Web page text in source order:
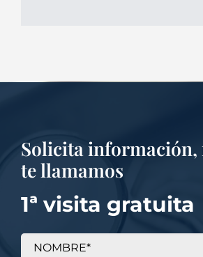
Solicita información,
te llamamos
1ª visita gratuita